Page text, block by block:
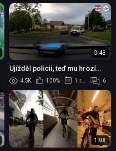
0:43
Ujížděl policii, teď mu hrozí
přísnější trest
4.5K 100% 1 rok 6
1:08